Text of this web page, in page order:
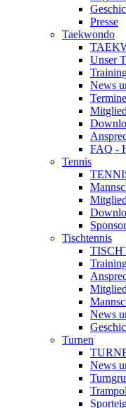
Presse
Taekwondo
Unser
News
Termine
FAQ -
Tennis
Tischtennis
News
Turnen
News